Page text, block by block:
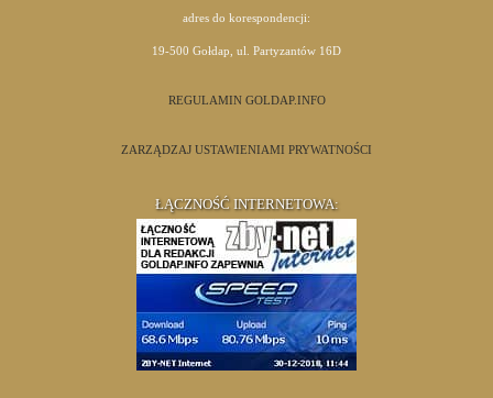
adres do korespondencji:
19-500 Gołdap, ul. Partyzantów 16D
REGULAMIN GOLDAP.INFO
ZARZĄDZAJ USTAWIENIAMI PRYWATNOŚCI
ŁĄCZNOŚĆ INTERNETOWA: